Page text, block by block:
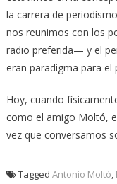
la carrera de
nos reunimos con los
radio preferida— y el
eran paradigma para el
Hoy, cuando
como el amigo Moltó,
vez que conversamos
Tagged Antonio Moltó,